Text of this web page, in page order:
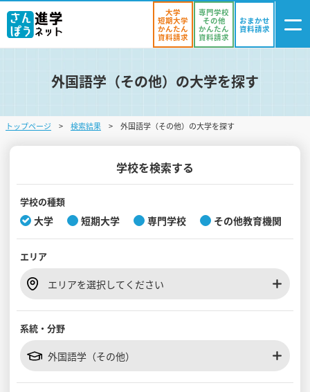
ログイン
・登録
気になる
学校を探す
オープンキャンパスを探す
入試・受験入門
見学会WEB手引書
大学
短期大学
かんたん
資料請求
専門学校
その他
かんたん
資料請求
おまかせ
資料請求
外国語学（その他）の大学を探す
トップページ 検索結果 外国語学（その他）の大学を探す
学校を検索する
学校の種類
大学 短期大学 専門学校 その他教育機関
エリア
エリアを選択してください
系統・分野
外国語学（その他）